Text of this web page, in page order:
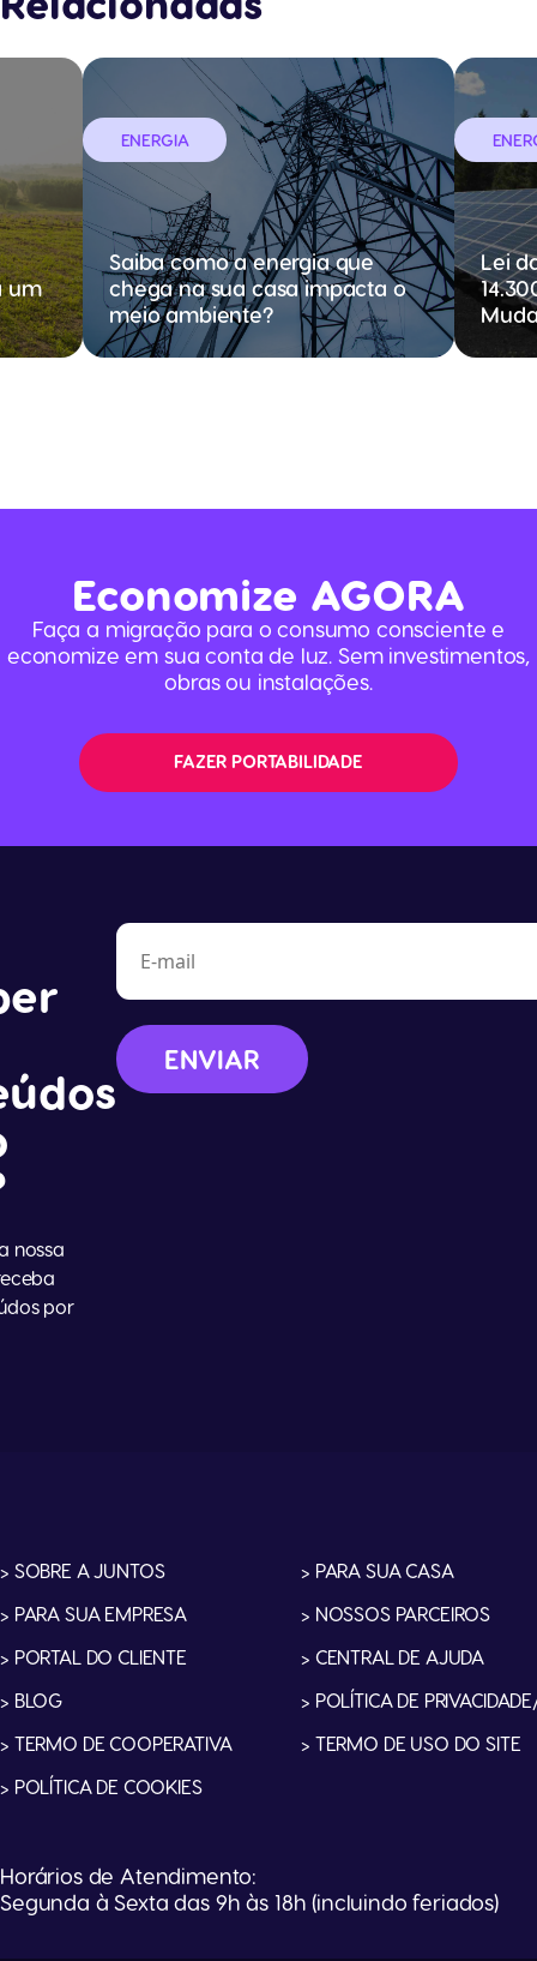
um
ENERGIA
Saiba como a energia que
chega na sua casa impacta o
meio ambiente?
Lei
Economize AGORA
Faça a migração para o consumo consciente e
economize em sua conta de luz. Sem investimentos,
obras ou instalações.
FAZER PORTABILIDADE
nossa
por
ENVIAR
> SOBRE A JUNTOS
> PARA SUA CASA
> PARA SUA EMPRESA
> NOSSOS PARCEIROS
> PORTAL DO CLIENTE
> CENTRAL DE AJUDA
> BLOG
> POLÍTICA DE
> TERMO DE COOPERATIVA
> TERMO DE USO DO SITE
> POLÍTICA DE COOKIES
Horários de Atendimento:
Segunda à Sexta das 9h às 18h (incluindo feriados)